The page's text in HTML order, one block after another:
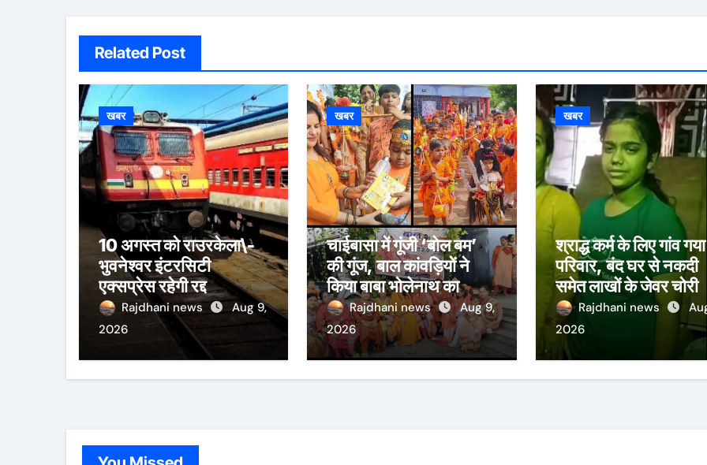
Related Post
खबर
10 अगस्त को राउरकेला\-
भुवनेश्वर इंटरसिटी
एक्सप्रेस रहेगी रद्द
Rajdhani news
Aug 9,
2026
खबर
चाईबासा में गूंजी ‘बोल बम’
की गूंज, बाल कांवड़ियों ने
किया बाबा भोलेनाथ का
जलाभिषेक
Rajdhani news
Aug 9,
2026
खबर
श्राद्ध कर्म के लिए गांव
परिवार, बंद घर से नकदी
समेत लाखों के जेवर चोरी
Rajdhani news
2026